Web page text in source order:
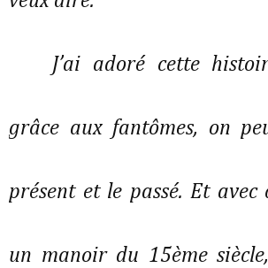
J’ai adoré cette
grâce aux fantômes, on
présent et le passé. Et avec
un manoir du 15ème